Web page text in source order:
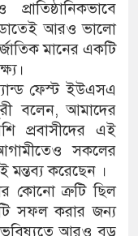
আরও ভালো
মানের একটি
ফেস্ট ইউএসএ
বলেন, আমাদের
প্রবাসীদের এই
সকলের
করেছেন ।
কোনো ত্রুটি ছিল
সফল করার জন্য
আরও বড়